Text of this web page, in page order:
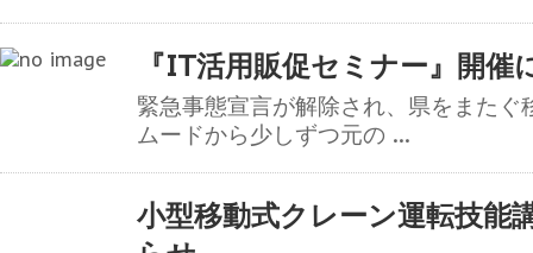
『IT活用販促セミナー』開催
緊急事態宣言が解除され、県をまた
ムードから少しずつ元の ...
小型移動式クレーン運転技能